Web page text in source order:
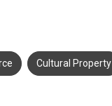
Cultural Property